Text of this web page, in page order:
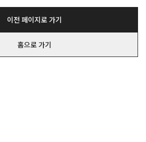
이전 페이지로 가기
홈으로 가기